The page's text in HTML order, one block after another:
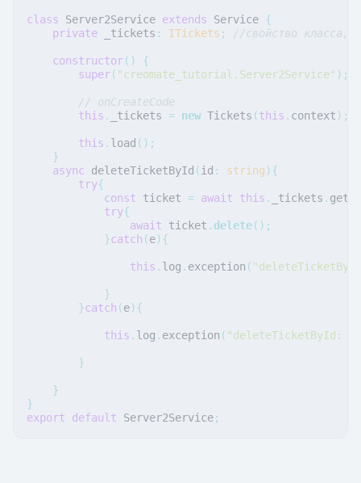
class Server2Service extends Service {
private
_tickets : ITickets ; //свойство класса,
constructor()
{
super( "creomate_tutorial.Server2Service" );
// onCreateCode
this . _tickets = new Tickets (this . context );
this . load ();
}
async
deleteTicketById ( id : string ){
try{
const
ticket = await this . _tickets .
try{
await
ticket . delete();
}catch (e){
this . log . exception (
}
}catch (e){
this . log . exception ( "deleteTicketById:
}
}
}
export
default Server2Service;